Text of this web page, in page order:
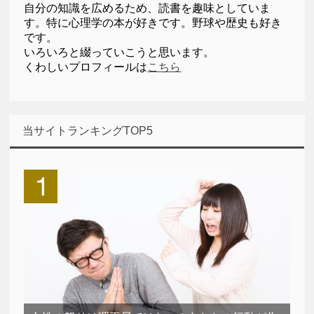
自分の知識を広めるため、読書を趣味としていま
す。特に心理学の本が好きです。野球や歴史も好き
です。
いろいろと綴っていこうと思います。
くわしいプロフィールはこちら
当サイトランキングTOP5